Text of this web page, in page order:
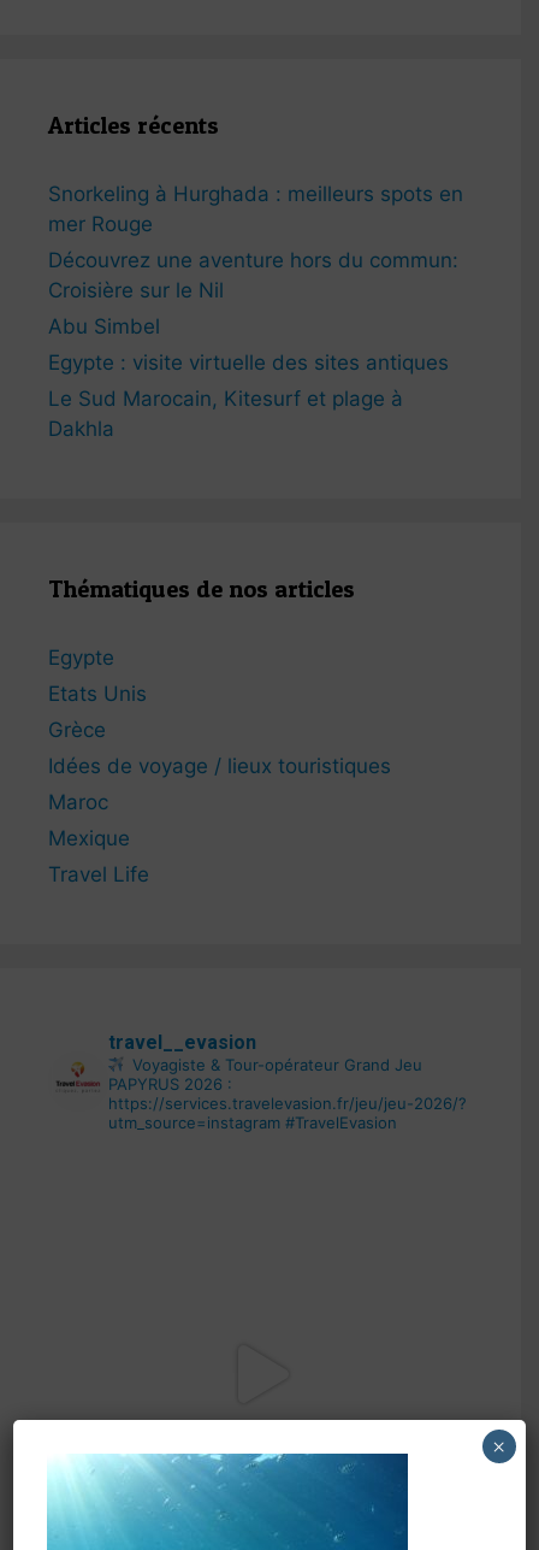
Articles récents
Snorkeling à Hurghada : meilleurs spots en
mer Rouge
Découvrez une aventure hors du commun:
Croisière sur le Nil
Abu Simbel
Egypte : visite virtuelle des sites antiques
Le Sud Marocain, Kitesurf et plage à
Dakhla
Thématiques de nos articles
Egypte
Etats Unis
Grèce
Idées de voyage / lieux touristiques
Maroc
Mexique
Travel Life
travel__evasion
Voyagiste & Tour-opérateur Grand Jeu
PAPYRUS 2026 :
https://services.travelevasion.fr/jeu/jeu-2026/?
utm_source=instagram #TravelEvasion
×